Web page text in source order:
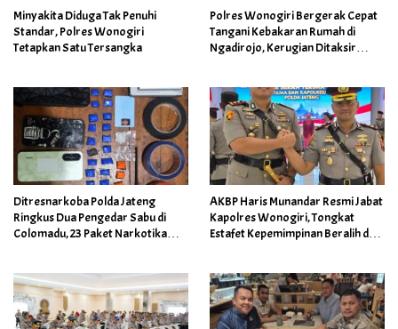
Minyakita Diduga Tak Penuhi
Standar, Polres Wonogiri
Tetapkan Satu Tersangka
Polres Wonogiri Bergerak Cepat
Tangani Kebakaran Rumah di
Ngadirojo, Kerugian Ditaksir
Ditresnarkoba Polda Jateng
Ringkus Dua Pengedar Sabu di
Colomadu, 23 Paket Narkotika
AKBP Haris Munandar Resmi Jabat
Kapolres Wonogiri, Tongkat
Estafet Kepemimpinan Beralih dari